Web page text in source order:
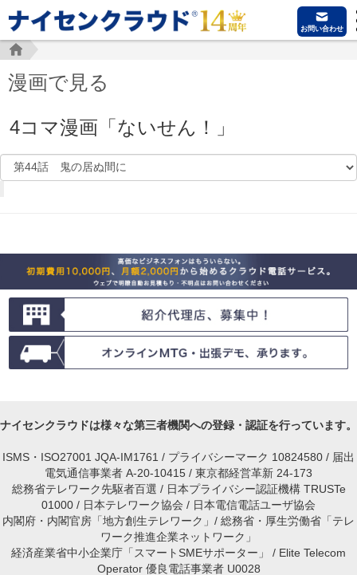
お問い合わせ
漫画で見る
4コマ漫画「ないせん！」
ナイセンクラウドは様々な第三者機関への登録・認証を行っています。
ISMS・ISO27001 JQA-IM1761 / プライバシーマーク 10824580 / 届出
電気通信事業者 A-20-10415 / 東京都経営革新 24-173
総務省テレワーク先駆者百選 / 日本プライバシー認証機構 TRUSTe
01000 / 日本テレワーク協会 / 日本電信電話ユーザ協会
内閣府・内閣官房「地方創生テレワーク」/ 総務省・厚生労働省「テレ
ワーク推進企業ネットワーク」
経済産業省中小企業庁「スマートSMEサポーター」 / Elite Telecom
Operator 優良電話事業者 U0028